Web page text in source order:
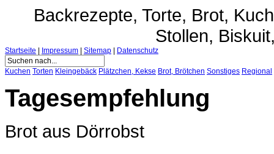
Backrezepte, Torte, Brot,
Stollen,
Startseite Impressum Sitemap Datenschutz
Kuchen Torten Kleingebäck Plätzchen, Kekse Brot, Brötchen Sonstiges Regional
Tagesempfehlung
Brot aus Dörrobst